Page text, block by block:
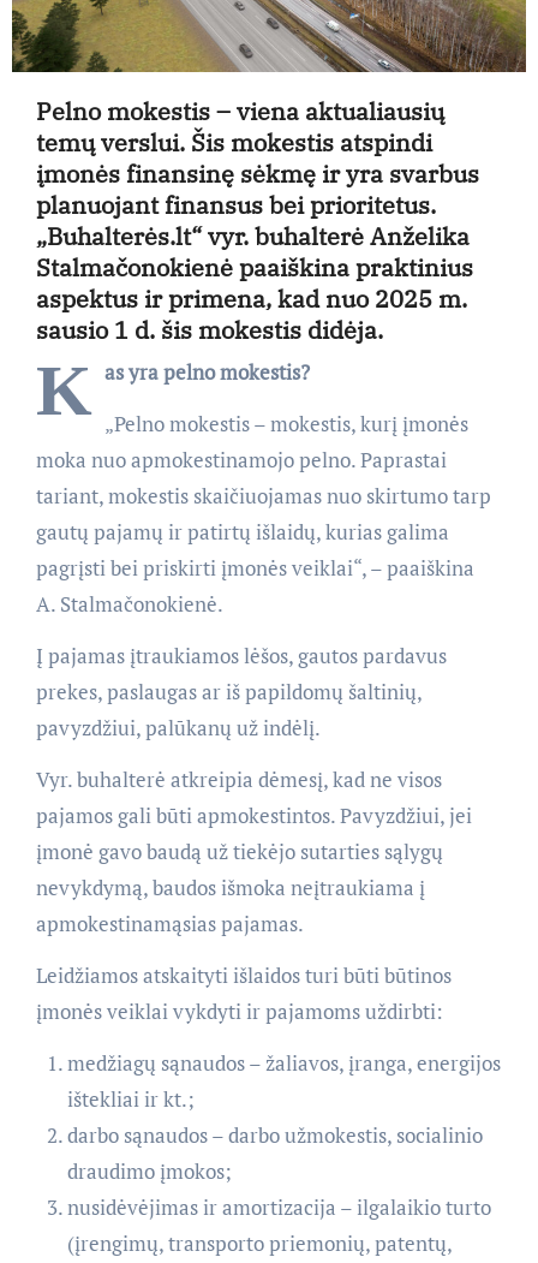
Pelno mokestis – viena aktualiausių
temų verslui. Šis mokestis atspindi
įmonės finansinę sėkmę ir yra svarbus
planuojant finansus bei prioritetus.
„Buhalterės.lt“ vyr. buhalterė Anželika
Stalmačonokienė paaiškina praktinius
aspektus ir primena, kad nuo 2025 m.
sausio 1 d. šis mokestis didėja.
K as yra pelno mokestis?
„Pelno mokestis – mokestis, kurį įmonės
moka nuo apmokestinamojo pelno. Paprastai
tariant, mokestis skaičiuojamas nuo skirtumo tarp
gautų pajamų ir patirtų išlaidų, kurias galima
pagrįsti bei priskirti įmonės veiklai“, – paaiškina
A. Stalmačonokienė.
Į pajamas įtraukiamos lėšos, gautos pardavus
prekes, paslaugas ar iš papildomų šaltinių,
pavyzdžiui, palūkanų už indėlį.
Vyr. buhalterė atkreipia dėmesį, kad ne visos
pajamos gali būti apmokestintos. Pavyzdžiui, jei
įmonė gavo baudą už tiekėjo sutarties sąlygų
nevykdymą, baudos išmoka neįtraukiama į
apmokestinamąsias pajamas.
Leidžiamos atskaityti išlaidos turi būti būtinos
įmonės veiklai vykdyti ir pajamoms uždirbti:
medžiagų sąnaudos – žaliavos, įranga, energijos
ištekliai ir kt.;
darbo sąnaudos – darbo užmokestis, socialinio
draudimo įmokos;
nusidėvėjimas ir amortizacija – ilgalaikio turto
(įrengimų, transporto priemonių, patentų,